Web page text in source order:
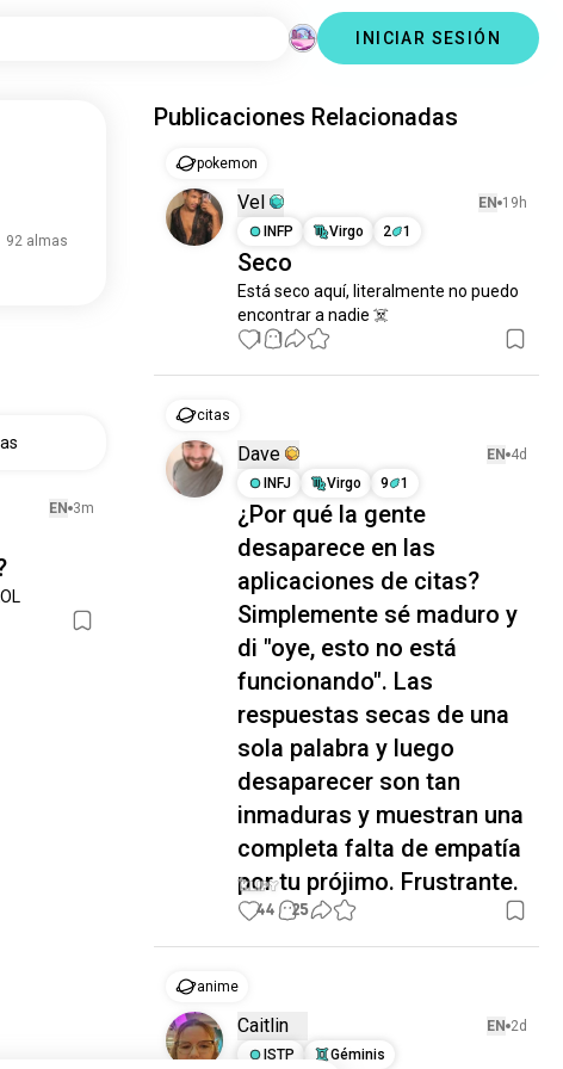
INICIAR SESIÓN
92 almas
EN 3m
Publicaciones Relacionadas
pokemon
Vel EN 19h
INFP
Virgo 2 1
Seco
Está seco aquí, literalmente no puedo
encontrar a nadie ☠️
1 1
citas
Dave EN 4d
INFJ
Virgo 9 1
¿Por qué la gente
desaparece en las
aplicaciones de citas?
Simplemente sé maduro y
di "oye, esto no está
funcionando". Las
respuestas secas de una
sola palabra y luego
desaparecer son tan
inmaduras y muestran una
completa falta de empatía
por tu prójimo. Frustrante.
44 25
anime
Caitlin EN 2d
ISTP
Géminis